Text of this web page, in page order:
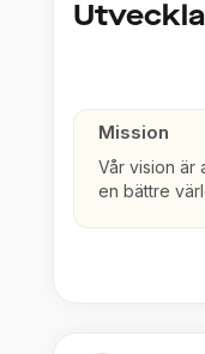
Mission
Vår vision är
en bättre